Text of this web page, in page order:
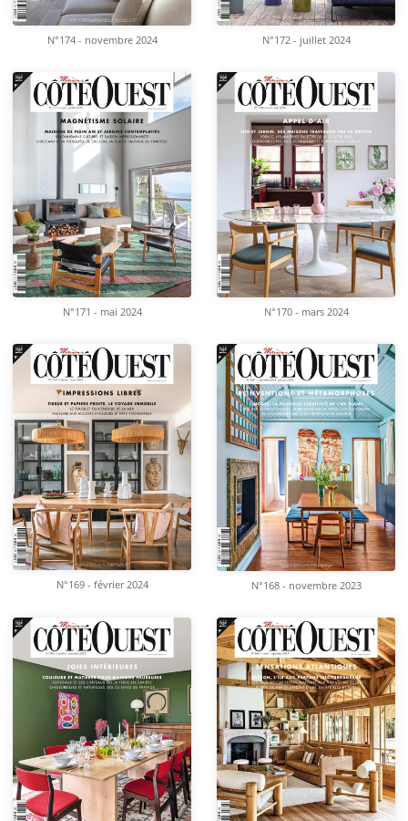
N°174 - novembre 2024 N°172 - juillet 2024
N°171 - mai 2024 N°170 - mars 2024
N°169 - février 2024 N°168 - novembre 2023